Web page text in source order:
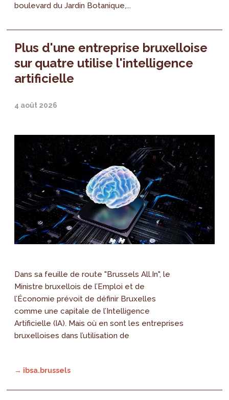
boulevard du Jardin Botanique,...
Plus d'une entreprise bruxelloise
sur quatre utilise l'intelligence
artificielle
4 août 2026
Dans sa feuille de route "Brussels All.In", le
Ministre bruxellois de l’Emploi et de
l’Économie prévoit de définir Bruxelles
comme une capitale de l’Intelligence
Artificielle (IA). Mais où en sont les entreprises
bruxelloises dans l’utilisation de
→ ibsa.brussels